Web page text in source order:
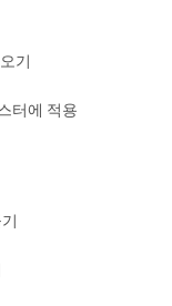
기
터에 적용